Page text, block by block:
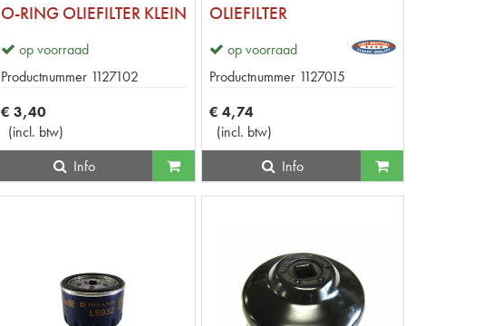
O-RING OLIEFILTER KLEIN
op voorraad
Productnummer 1127102
€ 3,40
(incl. btw)
Info
OLIEFILTER
op voorraad
Productnummer 1127015
€ 4,74
(incl. btw)
Info